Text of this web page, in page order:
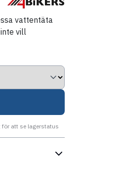
vattentäta
vill
för att se lagerstatus